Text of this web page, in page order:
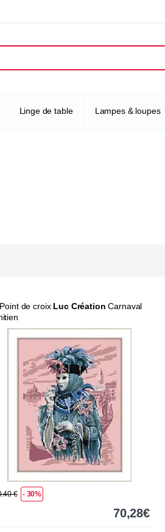
Linge de table Lampes & loupes
de croix Luc Création Carnaval
€ - 30%
70,28€